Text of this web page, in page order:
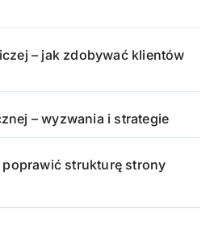
– jak zdobywać klientów
– wyzwania i strategie
poprawić strukturę strony